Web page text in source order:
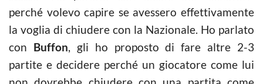
perché volevo capire se avessero effettivamente
la voglia di chiudere con la Nazionale. Ho parlato
con Buffon, gli ho proposto di fare altre 2-3
partite e decidere perché un giocatore come lui